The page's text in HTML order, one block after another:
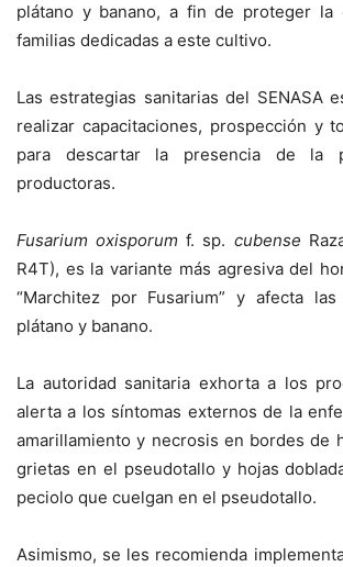
plátano y banano, a fin de proteger la
familias dedicadas a este cultivo.
Las estrategias sanitarias del SENASA
realizar capacitaciones, prospección y
para descartar la presencia de la
productoras.
Fusarium oxisporum f. sp. cubense
R4T), es la variante más agresiva del
“Marchitez por Fusarium” y afecta
plátano y banano.
La autoridad sanitaria exhorta a los
alerta a los síntomas externos de la
amarillamiento y necrosis en bordes de
grietas en el pseudotallo y hojas
peciolo que cuelgan en el pseudotallo.
Asimismo, se les recomienda